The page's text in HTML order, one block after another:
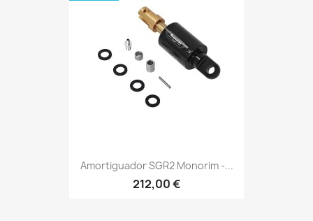
Amortiguador SGR2 Monorim -...
212,00 €